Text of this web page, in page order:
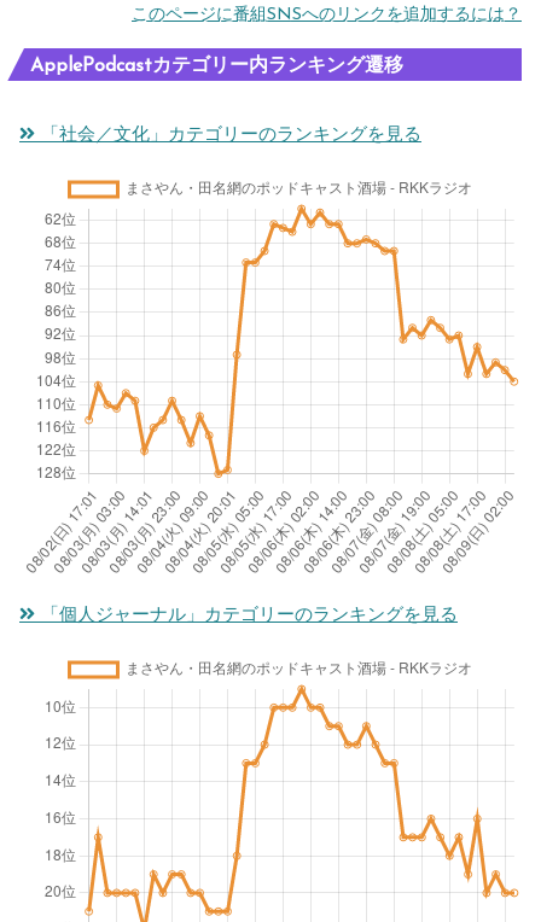
このページに番組SNSへのリンクを追加するには？
ApplePodcastカテゴリー内ランキング遷移
「社会／文化」カテゴリーのランキングを見る
「個人ジャーナル」カテゴリーのランキングを見る